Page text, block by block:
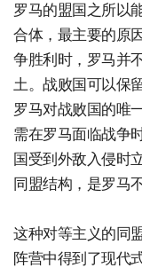
罗马的盟国之所以
合体，最主要的原
争胜利时，罗马并
土。战败国可以保
罗马对战败国的唯
需在罗马面临战争
国受到外敌入侵时
同盟结构，是罗马
这种对等主义的同
阵营中得到了现代